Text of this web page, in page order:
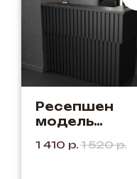
Ресепшен
модель
Черный +
1 410 р. 1 520 р.